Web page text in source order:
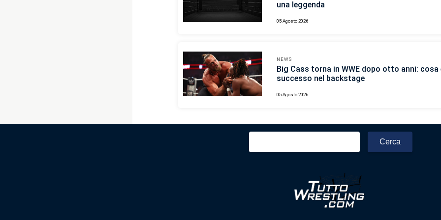
una leggenda
05 Agosto 2026
NEWS
Big Cass torna in WWE dopo otto anni: cosa
successo nel backstage
05 Agosto 2026